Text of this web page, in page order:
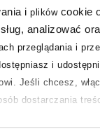
i plikówcookie
analizować
przeglądania i
i
Jeśli chcesz,
dostarczania
kg